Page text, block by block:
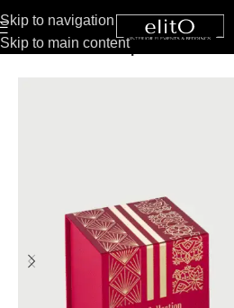
Skip to navigation
Skip to main content
Pradžia Žvakės Kvepiančios žvakės